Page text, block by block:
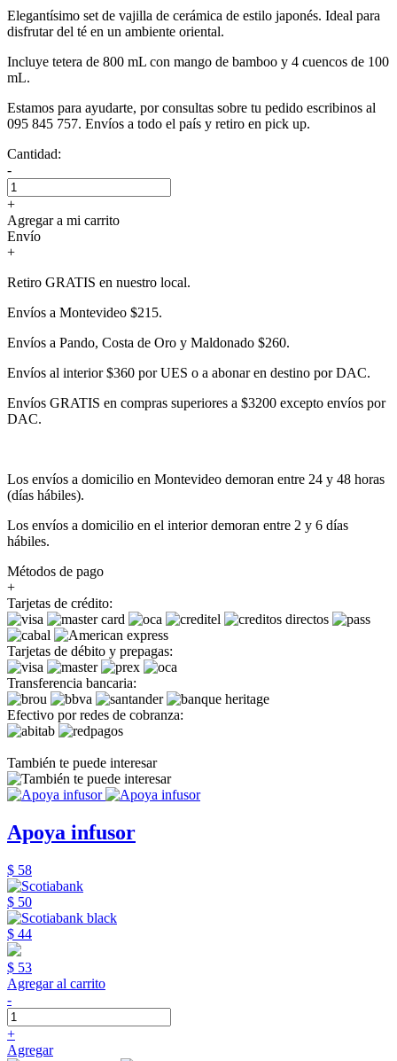
Elegantísimo set de vajilla de cerámica de estilo japonés. Ideal para
disfrutar del té en un ambiente oriental.
Incluye tetera de 800 mL con mango de bamboo y 4 cuencos de 100
mL.
Estamos para ayudarte, por consultas sobre tu pedido escribinos al
095 845 757. Envíos a todo el país y retiro en pick up.
Cantidad:
-
+
Agregar a mi carrito
Envío
+
Retiro GRATIS en nuestro local.
Envíos a Montevideo $215.
Envíos a Pando, Costa de Oro y Maldonado $260.
Envíos al interior $360 por UES o a abonar en destino por DAC.
Envíos GRATIS en compras superiores a $3200 excepto envíos por
DAC.
Los envíos a domicilio en Montevideo demoran entre 24 y 48 horas
(días hábiles).
Los envíos a domicilio en el interior demoran entre 2 y 6 días
hábiles.
Métodos de pago
+
Tarjetas de crédito:
Tarjetas de débito y prepagas:
Transferencia bancaria:
Efectivo por redes de cobranza:
También te puede interesar
Apoya infusor
$ 58
$ 50
$ 44
$ 53
Agregar al carrito
-
+
Agregar